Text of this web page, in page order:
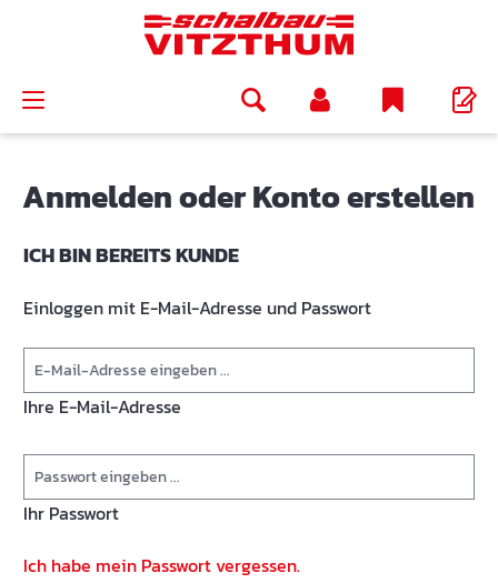
Anmelden oder Konto erstellen
ICH BIN BEREITS KUNDE
Einloggen mit E-Mail-Adresse und Passwort
Ihre E-Mail-Adresse
Ihr Passwort
Ich habe mein Passwort vergessen.